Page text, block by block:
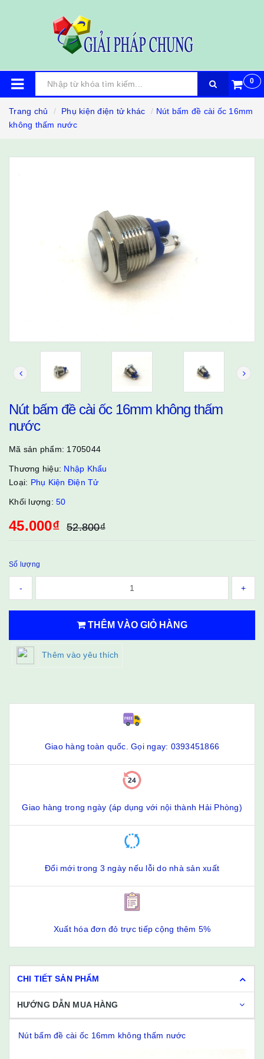
0
Trang chủ Phụ kiện điện tử khác
Nút bấm đề cài ốc 16mm
không thấm nước
Nút bấm đề cài ốc 16mm không thấm
nước
Mã sản phẩm: 1705044
Thương hiệu: Nhập Khẩu
Loại: Phụ Kiện Điện Tử
Khối lượng: 50
45.000₫ 52.800₫
Số lượng
- +
THÊM VÀO GIỎ HÀNG
Thêm vào yêu thích
Giao hàng toàn quốc. Gọi ngay: 0393451866
Giao hàng trong ngày (áp dụng với nội thành Hải Phòng)
Đổi mới trong 3 ngày nếu lỗi do nhà sản xuất
Xuất hóa đơn đỏ trực tiếp cộng thêm 5%
CHI TIẾT SẢN PHẨM
HƯỚNG DẪN MUA HÀNG
Nút bấm đề cài ốc 16mm không thấm nước